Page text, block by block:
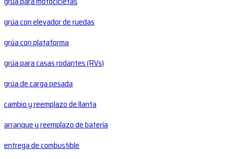
grúa con elevador de ruedas
grúa con plataforma
grúa para casas rodantes (RVs)
grúa de carga pesada
cambio y reemplazo de llanta
arranque y reemplazo de batería
entrega de combustible